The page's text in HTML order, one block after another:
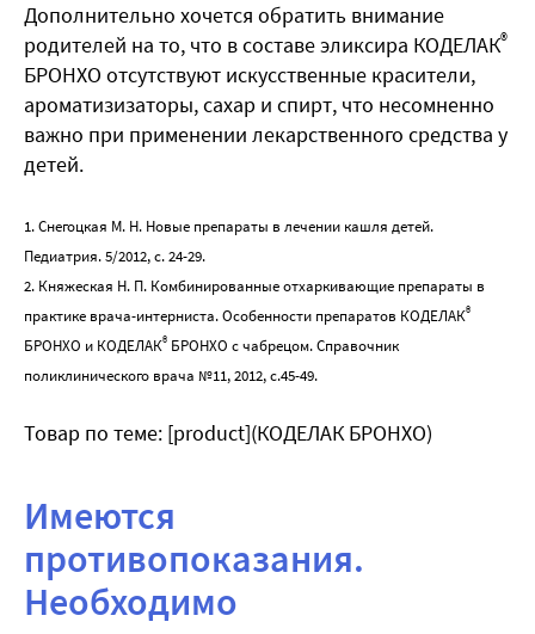
Дополнительно хочется обратить внимание
родителей на то, что в составе эликсира КОДЕЛАК®
БРОНХО отсутствуют искусственные красители,
ароматизизаторы, сахар и спирт, что несомненно
важно при применении лекарственного средства у
детей.
1. Снегоцкая М. Н. Новые препараты в лечении кашля детей.
Педиатрия. 5/2012, с. 24-29.
2. Княжеская Н. П. Комбинированные отхаркивающие препараты в
практике врача-интерниста. Особенности препаратов КОДЕЛАК®
БРОНХО и КОДЕЛАК® БРОНХО с чабрецом. Справочник
поликлинического врача №11, 2012, с.45-49.
Товар по теме: [product](КОДЕЛАК БРОНХО)
Имеются
противопоказания.
Необходимо